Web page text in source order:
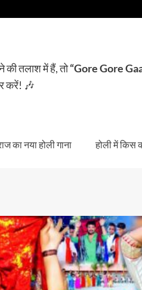
की तलाश में हैं, तो“Gore Gore
करें! 🎶
का नया होली गाना
होली में किस